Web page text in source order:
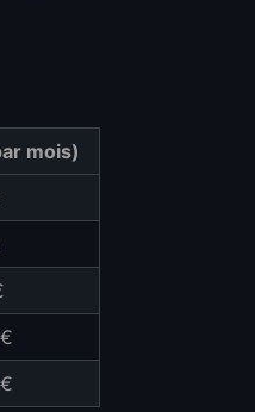
mois)